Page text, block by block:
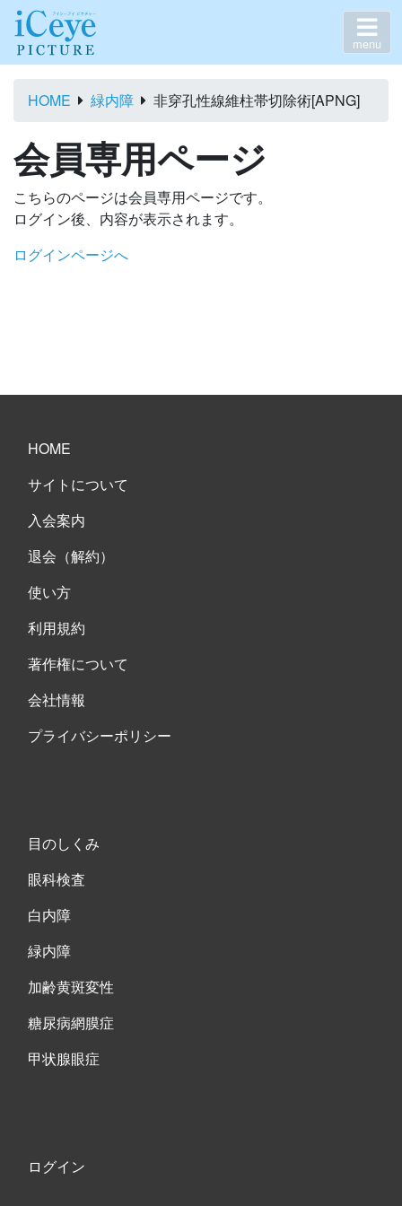
menu
HOME 緑内障 非穿孔性線維柱帯切除術[APNG]
会員専用ページ
こちらのページは会員専用ページです。
ログイン後、内容が表示されます。
ログインページへ
HOME
サイトについて
入会案内
退会（解約）
使い方
利用規約
著作権について
会社情報
プライバシーポリシー
目のしくみ
眼科検査
白内障
緑内障
加齢黄斑変性
糖尿病網膜症
甲状腺眼症
ログイン